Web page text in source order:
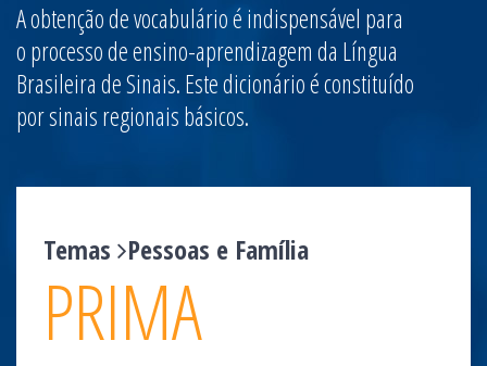
A obtenção de vocabulário é indispensável para
o processo de ensino-aprendizagem da Língua
Brasileira de Sinais. Este dicionário é constituído
por sinais regionais básicos.
Temas Pessoas e Família
PRIMA